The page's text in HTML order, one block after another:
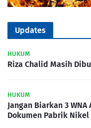
Updates
HUKUM
Riza Chalid Masih
HUKUM
Jangan Biarkan 3
Dokumen Pabrik